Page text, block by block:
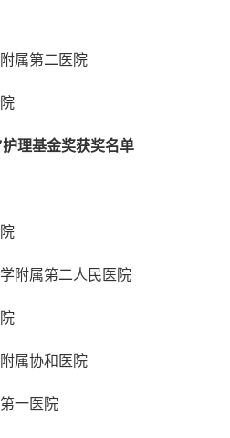
属第二医院
理基金奖获奖名单
附属第二人民医院
属协和医院
一医院